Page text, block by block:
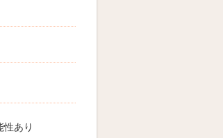
性あり